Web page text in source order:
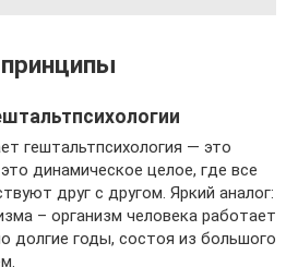
гештальтпсихология — это
динамическое целое, где все
друг с другом. Яркий аналог:
– организм человека работает
долгие годы, состоя из большого